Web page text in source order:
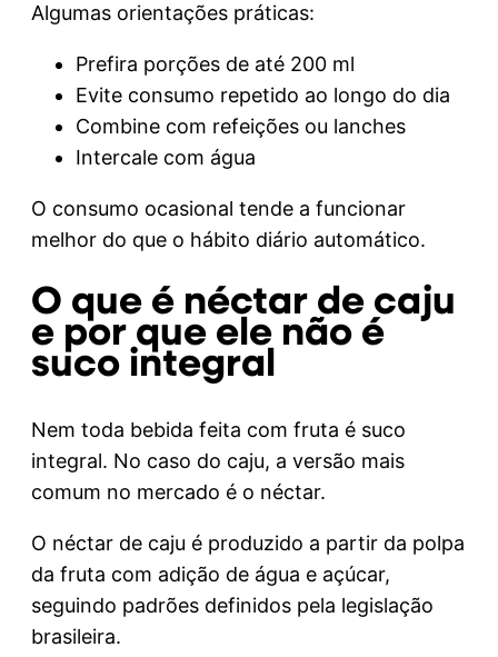
Algumas orientações práticas:
Prefira porções de até 200 ml
Evite consumo repetido ao longo do dia
Combine com refeições ou lanches
Intercale com água
O consumo ocasional tende a funcionar
melhor do que o hábito diário automático.
O que é néctar de caju
e por que ele não é
suco integral
Nem toda bebida feita com fruta é suco
integral. No caso do caju, a versão mais
comum no mercado é o néctar.
O néctar de caju é produzido a partir da polpa
da fruta com adição de água e açúcar,
seguindo padrões definidos pela legislação
brasileira.